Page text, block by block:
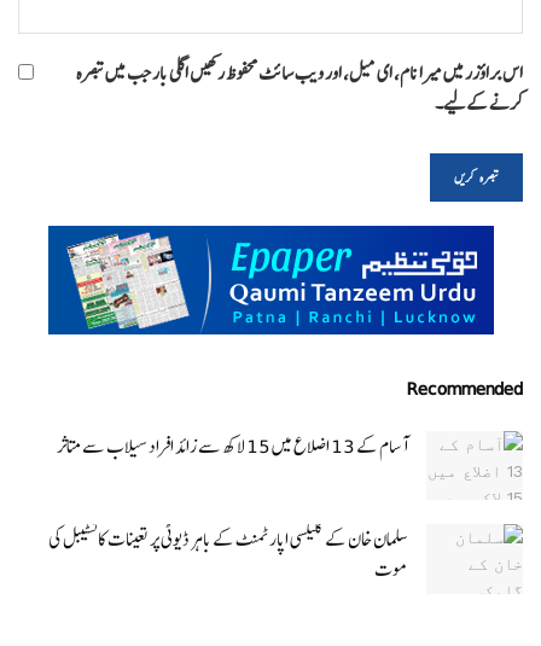
اس براؤزر میں میرا نام، ای میل، اور ویب سائٹ محفوظ رکھیں اگلی بار جب میں تبصرہ
کرنے کےلیے۔
Recommended
آسام کے 13 اضلاع میں 15 لاکھ سے زائد افراد سیلاب سے متاثر
سلمان خان کے گلیکسی اپارٹمنٹ کے باہر ڈیوٹی پر تعینات کانسٹیبل کی
موت